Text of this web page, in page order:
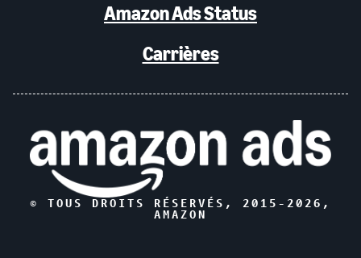
Amazon Ads Status
Carrières
© TOUS DROITS RÉSERVÉS, 2015- 2026 ,
AMAZON